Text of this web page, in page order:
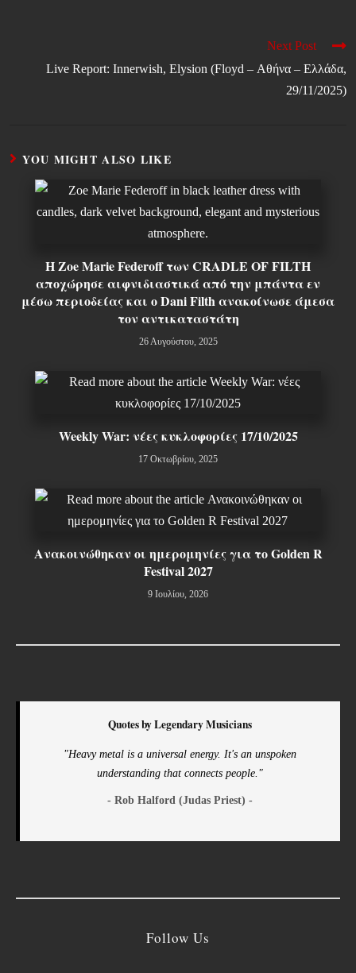
Next Post
Live Report: Innerwish, Elysion (Floyd – Αθήνα – Ελλάδα,
29/11/2025)
YOU MIGHT ALSO LIKE
Η Zoe Marie Federoff των CRADLE OF FILTH
αποχώρησε αιφνιδιαστικά από την μπάντα εν
μέσω περιοδείας και ο Dani Filth ανακοίνωσε άμεσα
τον αντικαταστάτη
26 Αυγούστου, 2025
Weekly War: νέες κυκλοφορίες 17/10/2025
17 Οκτωβρίου, 2025
Ανακοινώθηκαν οι ημερομηνίες για το Golden R
Festival 2027
9 Ιουλίου, 2026
Quotes by Legendary Musicians
"Heavy metal is a universal energy. It's an unspoken
understanding that connects people."
- Rob Halford (Judas Priest) -
Follow Us